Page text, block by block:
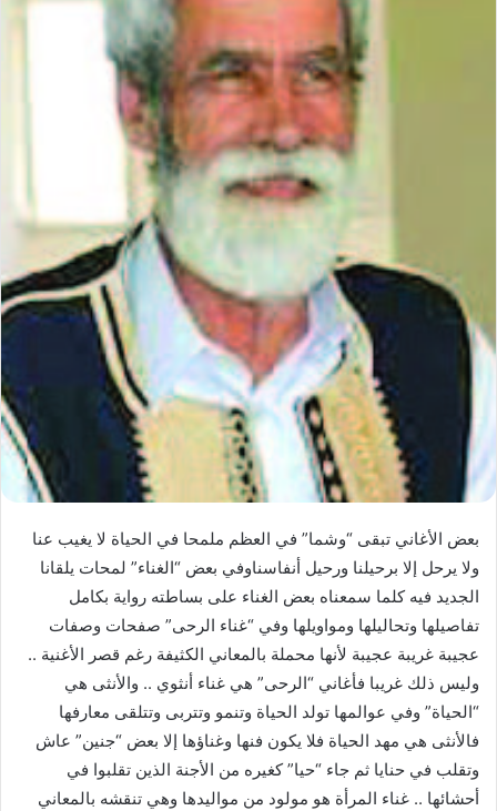
بعض الأغاني تبقى “وشما” في العظم ملمحا في الحياة لا يغيب عنا
ولا يرحل إلا برحيلنا ورحيل أنفاسناوفي بعض “الغناء” لمحات يلقانا
الجديد فيه كلما سمعناه بعض الغناء على بساطته رواية بكامل
تفاصيلها وتحاليلها ومواويلها وفي “غناء الرحى” صفحات وصفات
عجيبة غريبة عجيبة لأنها محملة بالمعاني الكثيفة رغم قصر الأغنية ..
وليس ذلك غريبا فأغاني “الرحى” هي غناء أنثوي .. والأنثى هي
“الحياة” وفي عوالمها تولد الحياة وتنمو وتتربى وتتلقى معارفها
فالأنثى هي مهد الحياة فلا يكون فنها وغناؤها إلا بعض “جنين” عاش
وتقلب في حنايا ثم جاء “حيا” كغيره من الأجنة الذين تقلبوا في
أحشائها .. غناء المرأة هو مولود من مواليدها وهي تنقشه بالمعاني